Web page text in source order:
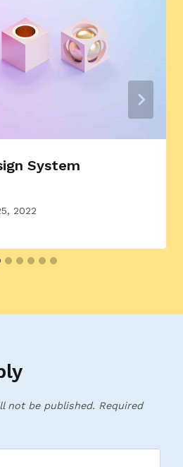
System
2022
not be published. Required